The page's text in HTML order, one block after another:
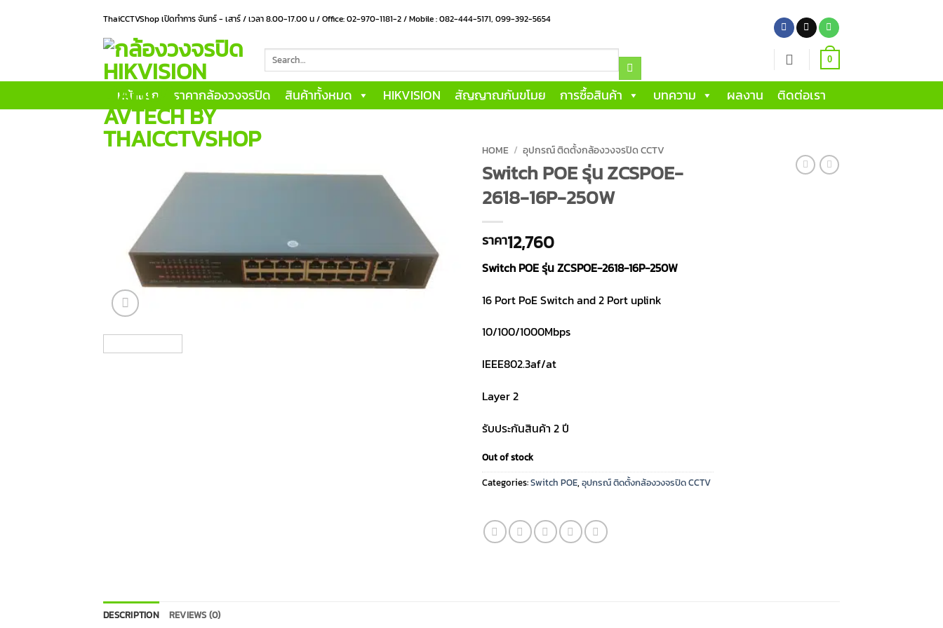
ThaiCCTVShop เปิดทำการ จันทร์ - เสาร์ / เวลา 8.00-17.00 น / Office: 02-970-1181-2 / Mobile : 082-444-5171, 099-392-5654
for:
0
หน้าแรก ราคากล้องวงจรปิด สินค้าทั้งหมด HIKVISION สัญญาณกันขโมย การซื้อสินค้า บทความ ผลงาน ติดต่อเรา
HOME / อุปกรณ์ ติดตั้งกล้องวงจรปิด CCTV
Switch POE รุ่น ZCSPOE-
2618-16P-250W
ราคา12,760
Switch POE รุ่น ZCSPOE-2618-16P-250W
16 Port PoE Switch and 2 Port uplink
10/100/1000Mbps
IEEE802.3af/at
Layer 2
รับประกันสินค้า 2 ปี
Out of stock
Categories:Switch POE, อุปกรณ์ ติดตั้งกล้องวงจรปิด CCTV
DESCRIPTION REVIEWS (0)